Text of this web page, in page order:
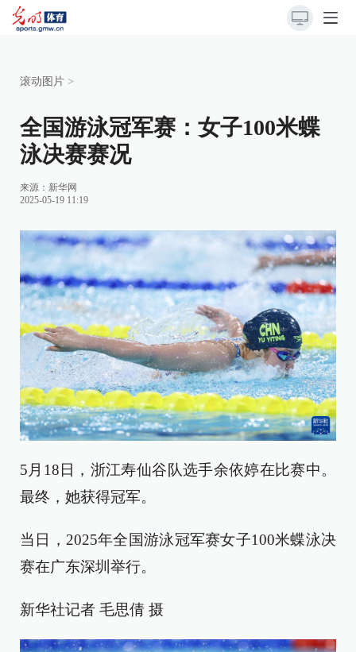
滚动图片 >
全国游泳冠军赛：女子100米蝶
泳决赛赛况
来源： 新华网
2025-05-19 11:19
5月18日，浙江寿仙谷队选手余依婷在比赛中。
最终，她获得冠军。
当日，2025年全国游泳冠军赛女子100米蝶泳决
赛在广东深圳举行。
新华社记者 毛思倩 摄